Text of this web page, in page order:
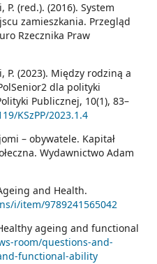
P. (red.). (2016). System
zamieszkania. Przegląd
Rzecznika Praw
P. (2023). Między rodziną a
dla polityki
Publicznej, 10(1), 83–
KSzPP/2023.1.4
– obywatele. Kapitał
Wydawnictwo Adam
and Health.
i/item/9789241565042
ageing and functional
room/questions-and-
functional-ability